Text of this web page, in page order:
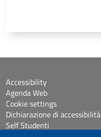
Accessibility
Agenda Web
Cookie settings
Dichiarazione di accessibilità
Self Studenti